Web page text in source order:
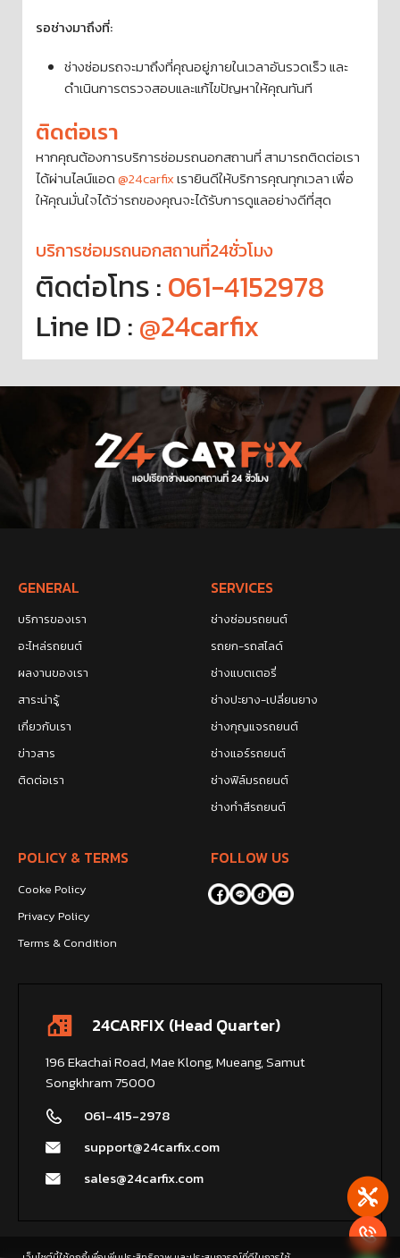
รอช่างมาถึงที่:
ช่างซ่อมรถจะมาถึงที่คุณอยู่ภายในเวลาอันรวดเร็ว และ
ดำเนินการตรวจสอบและแก้ไขปัญหาให้คุณทันที
ติดต่อเรา
หากคุณต้องการบริการซ่อมรถนอกสถานที่ สามารถติดต่อเรา
ได้ผ่านไลน์แอด@24carfixเรายินดีให้บริการคุณทุกเวลา เพื่อ
ให้คุณมั่นใจได้ว่ารถของคุณจะได้รับการดูแลอย่างดีที่สุด
บริการซ่อมรถนอกสถานที่24ชั่วโมง
ติดต่อโทร :061-4152978
Line ID :@24carfix
GENERAL
บริการของเรา
อะไหล่รถยนต์
ผลงานของเรา
สาระน่ารู้
เกี่ยวกับเรา
ข่าวสาร
ติดต่อเรา
SERVICES
ช่างซ่อมรถยนต์
รถยก-รถสไลด์
ช่างแบตเตอรี่
ช่างปะยาง-เปลี่ยนยาง
ช่างกุญแจรถยนต์
ช่างแอร์รถยนต์
ช่างฟิล์มรถยนต์
ช่างทำสีรถยนต์
POLICY & TERMS
Cooke Policy
Privacy Policy
Terms & Condition
FOLLOW US
24CARFIX (Head Quarter)
196 Ekachai Road, Mae Klong, Mueang, Samut
Songkhram 75000
061-415-2978
support@24carfix.com
sales@24carfix.com